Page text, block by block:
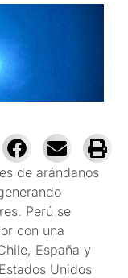
de arándanos
Perú se
con una
España y
Unidos